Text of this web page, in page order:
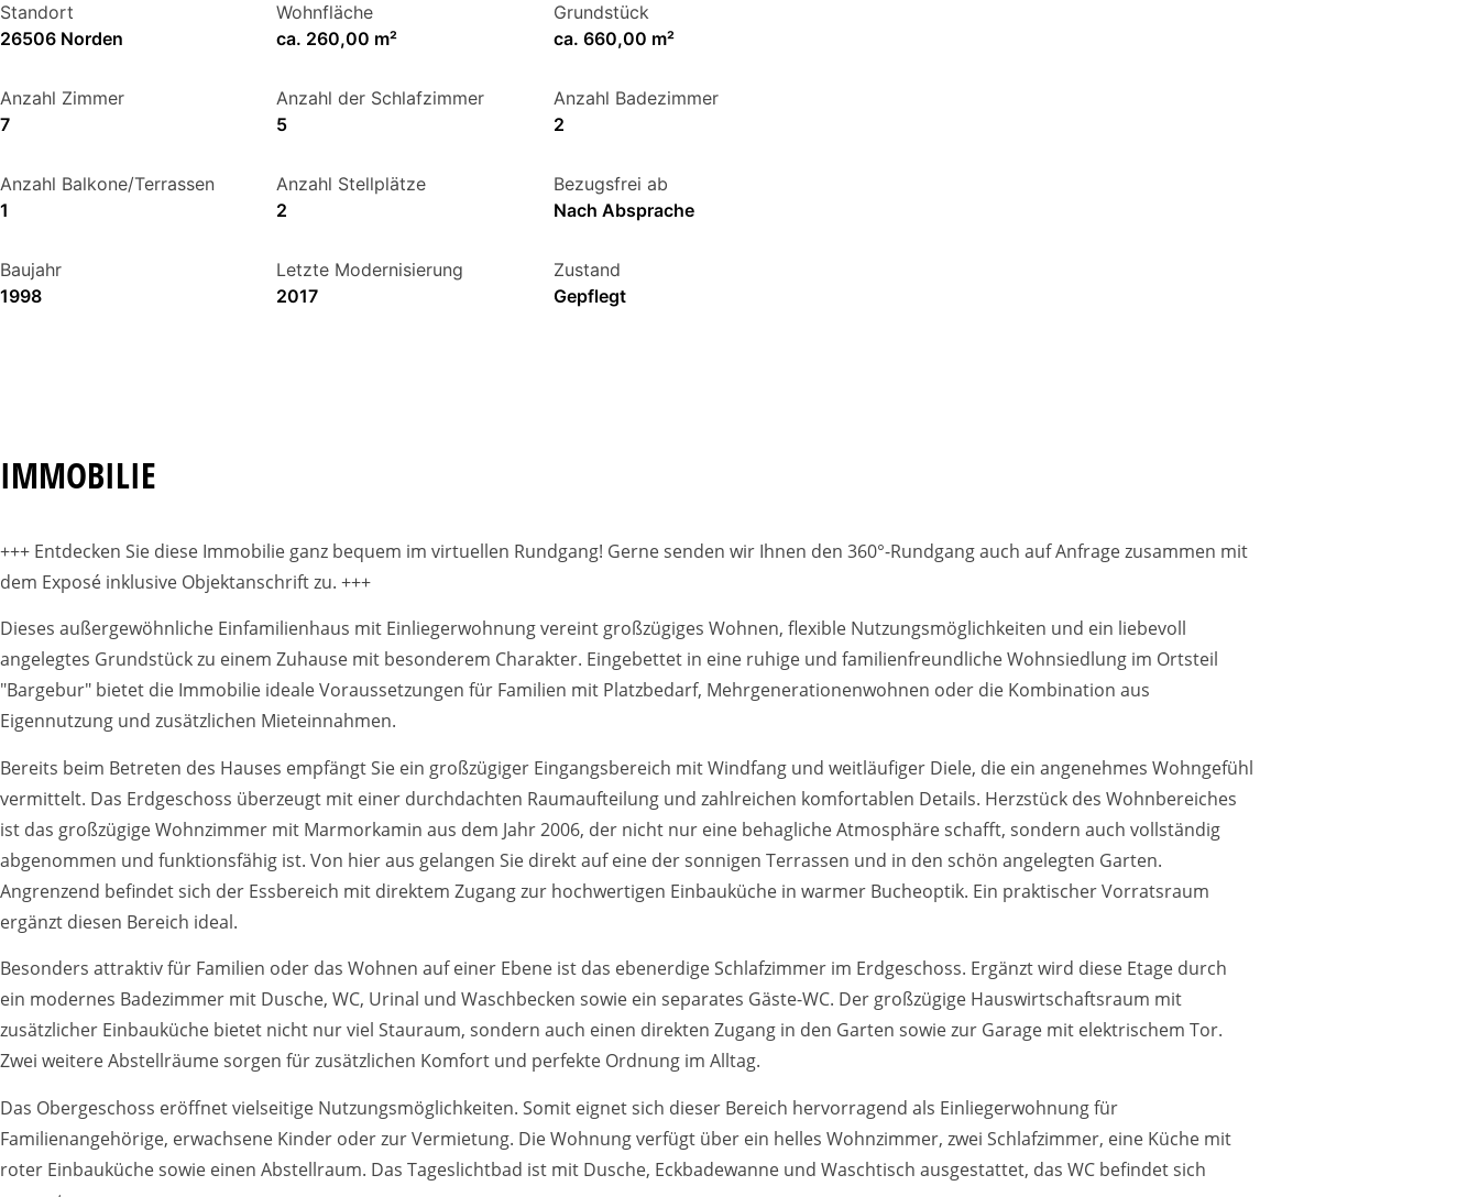
Standort
26506 Norden
Wohnfläche
ca. 260,00 m²
Grundstück
ca. 660,00 m²
Anzahl Zimmer
7
Anzahl der Schlafzimmer
5
Anzahl Badezimmer
2
Anzahl Balkone/Terrassen
1
Anzahl Stellplätze
2
Bezugsfrei ab
Nach Absprache
Baujahr
1998
Letzte Modernisierung
2017
Zustand
Gepflegt
IMMOBILIE
+++ Entdecken Sie diese Immobilie ganz bequem im virtuellen Rundgang! Gerne senden wir Ihnen den 360°-Rundgang auch auf Anfrage zusammen mit
dem Exposé inklusive Objektanschrift zu. +++
Dieses außergewöhnliche Einfamilienhaus mit Einliegerwohnung vereint großzügiges Wohnen, flexible Nutzungsmöglichkeiten und ein liebevoll
angelegtes Grundstück zu einem Zuhause mit besonderem Charakter. Eingebettet in eine ruhige und familienfreundliche Wohnsiedlung im Ortsteil
"Bargebur" bietet die Immobilie ideale Voraussetzungen für Familien mit Platzbedarf, Mehrgenerationenwohnen oder die Kombination aus
Eigennutzung und zusätzlichen Mieteinnahmen.
Bereits beim Betreten des Hauses empfängt Sie ein großzügiger Eingangsbereich mit Windfang und weitläufiger Diele, die ein angenehmes Wohngefühl
vermittelt. Das Erdgeschoss überzeugt mit einer durchdachten Raumaufteilung und zahlreichen komfortablen Details. Herzstück des Wohnbereiches
ist das großzügige Wohnzimmer mit Marmorkamin aus dem Jahr 2006, der nicht nur eine behagliche Atmosphäre schafft, sondern auch vollständig
abgenommen und funktionsfähig ist. Von hier aus gelangen Sie direkt auf eine der sonnigen Terrassen und in den schön angelegten Garten.
Angrenzend befindet sich der Essbereich mit direktem Zugang zur hochwertigen Einbauküche in warmer Bucheoptik. Ein praktischer Vorratsraum
ergänzt diesen Bereich ideal.
Besonders attraktiv für Familien oder das Wohnen auf einer Ebene ist das ebenerdige Schlafzimmer im Erdgeschoss. Ergänzt wird diese Etage durch
ein modernes Badezimmer mit Dusche, WC, Urinal und Waschbecken sowie ein separates Gäste-WC. Der großzügige Hauswirtschaftsraum mit
zusätzlicher Einbauküche bietet nicht nur viel Stauraum, sondern auch einen direkten Zugang in den Garten sowie zur Garage mit elektrischem Tor.
Zwei weitere Abstellräume sorgen für zusätzlichen Komfort und perfekte Ordnung im Alltag.
Das Obergeschoss eröffnet vielseitige Nutzungsmöglichkeiten. Somit eignet sich dieser Bereich hervorragend als Einliegerwohnung für
Familienangehörige, erwachsene Kinder oder zur Vermietung. Die Wohnung verfügt über ein helles Wohnzimmer, zwei Schlafzimmer, eine Küche mit
roter Einbauküche sowie einen Abstellraum. Das Tageslichtbad ist mit Dusche, Eckbadewanne und Waschtisch ausgestattet, das WC befindet sich